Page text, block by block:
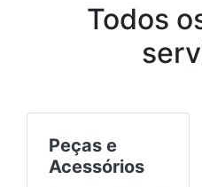
Todos
Linha
Economy